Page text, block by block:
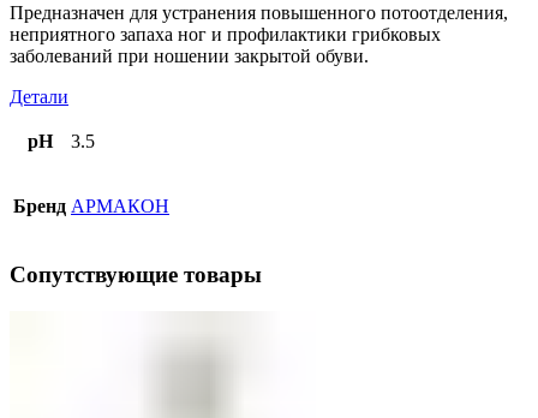
Предназначен для устранения повышенного потоотделения,
неприятного запаха ног и профилактики грибковых
заболеваний при ношении закрытой обуви.
Детали
pH 3.5
Бренд АРМАКОН
Сопутствующие товары